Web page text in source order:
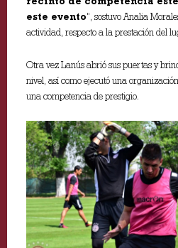
este evento”, sostuvo Analia
actividad, respecto a la prestación del
Otra vez Lanús abrió sus puertas y
nivel, así como ejecutó una
una competencia de prestigio.